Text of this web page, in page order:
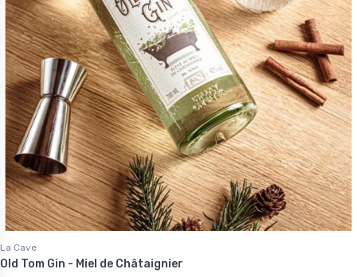
La Cave
Old Tom Gin - Miel de Châtaignier